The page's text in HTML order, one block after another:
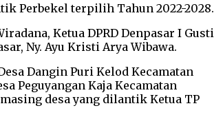
Perbekel terpilih Tahun 2022-2028.
Ketua DPRD Denpasar I Gusti
Ny. Ayu Kristi Arya Wibawa.
Dangin Puri Kelod Kecamatan
Peguyangan Kaja Kecamatan
desa yang dilantik Ketua TP